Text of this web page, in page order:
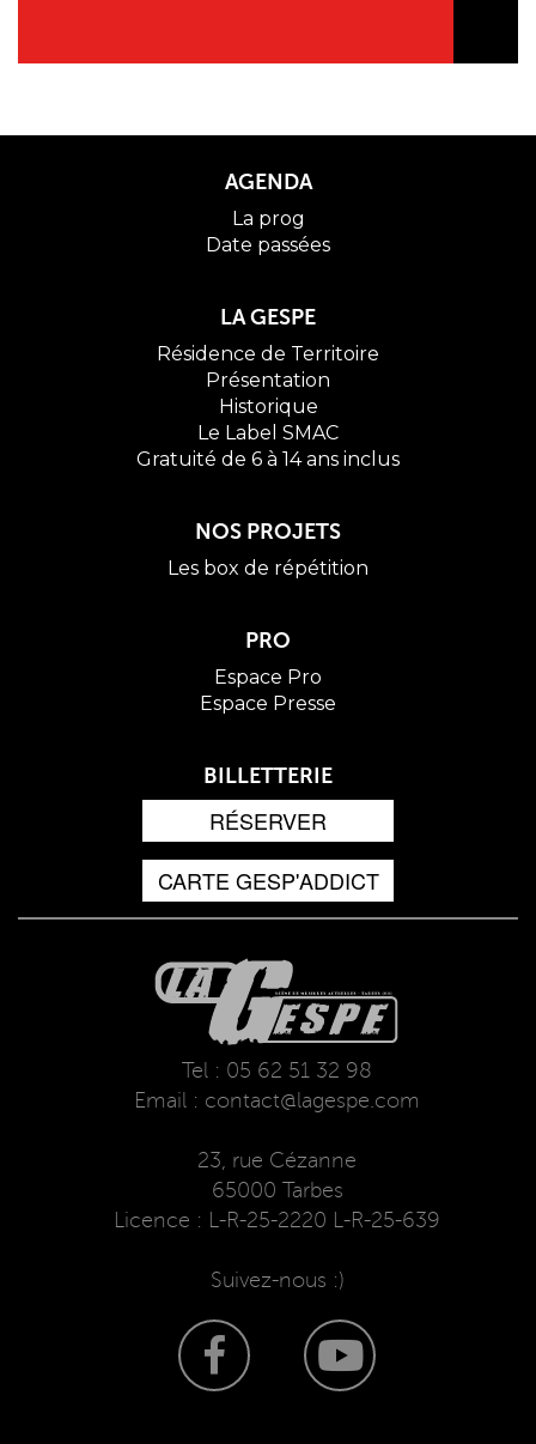
AGENDA
La prog
Date passées
LA GESPE
Résidence de Territoire
Présentation
Historique
Le Label SMAC
Gratuité de 6 à 14 ans inclus
NOS PROJETS
Les box de répétition
PRO
Espace Pro
Espace Presse
BILLETTERIE
RÉSERVER
CARTE GESP'ADDICT
Tel : 05 62 51 32 98
Email : contact@lagespe.com
23, rue Cézanne
65000 Tarbes
Licence : L-R-25-2220 L-R-25-639
Suivez-nous :)